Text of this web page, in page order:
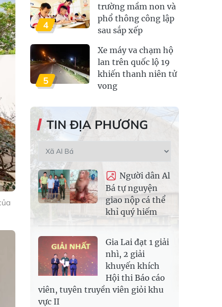
4
trường mầm non và
phổ thông công lập
sau sắp xếp
5
Xe máy va chạm hộ
lan trên quốc lộ 19
khiến thanh niên tử
vong
TIN ĐỊA PHƯƠNG
Người dân Al
Bá tự nguyện
giao nộp cá thể
khỉ quý hiếm
Gia Lai đạt 1 giải
nhì, 2 giải
khuyến khích
Hội thi Báo cáo
viên, tuyên truyền viên giỏi khu
vực II